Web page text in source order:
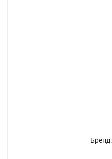
Бренд: